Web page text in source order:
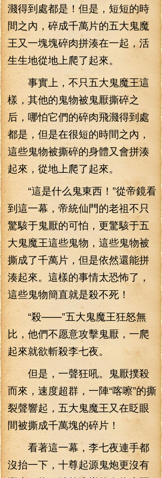
濺得到處都是！但是，短短的時
間之內，碎成千萬片的五大鬼魔
王又一塊塊碎肉拼湊在一起，活
生生地從地上爬了起來。
事實上，不只五大鬼魔王這
樣，其他的鬼物被鬼厭撕碎之
后，哪怕它們的碎肉飛濺得到處
都是，但是在很短的時間之內，
這些鬼物被撕碎的身體又會拼湊
起來，從地上爬了起來。
“這是什么鬼東西！”從帝鏡看
到這一幕，帝統仙門的老祖不只
驚駭于鬼厭的可怕，更驚駭于五
大鬼魔王這些鬼物，這些鬼物被
撕成了千萬片，但是依然還能拼
湊起來。這樣的事情太恐怖了，
這些鬼物簡直就是殺不死！
“殺——”五大鬼魔王狂怒無
比，他們不愿意攻擊鬼厭，一爬
起來就欲斬殺李七夜。
但是，一聲狂吼。鬼厭撲殺
而來，速度超群，一陣“喀嚓”的撕
裂聲響起，五大鬼魔王又在眨眼
間被撕成千萬塊的碎片！
看著這一幕，李七夜連手都
沒抬一下，十尊起源鬼炮更沒有